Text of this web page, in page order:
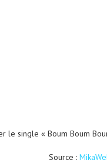
le single « Boum Boum
Source :